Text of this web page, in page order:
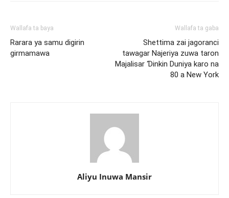
Wallafa ta baya
Rarara ya samu digirin
girmamawa
Wallafa ta gaba
Shettima zai jagoranci
tawagar Najeriya zuwa taron
Majalisar Ɗinkin Duniya karo na
80 a New York
Aliyu Inuwa Mansir